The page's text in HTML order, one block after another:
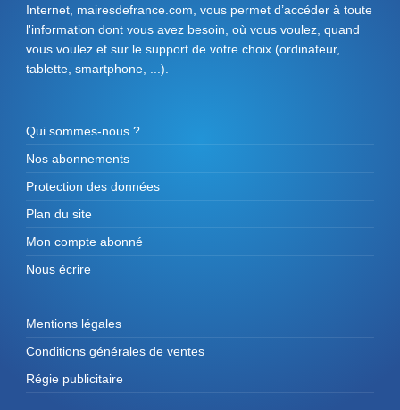
Internet, mairesdefrance.com, vous permet d’accéder à toute
l'information dont vous avez besoin, où vous voulez, quand
vous voulez et sur le support de votre choix (ordinateur,
tablette, smartphone, ...).
Qui sommes-nous ?
Nos abonnements
Protection des données
Plan du site
Mon compte abonné
Nous écrire
Mentions légales
Conditions générales de ventes
Régie publicitaire